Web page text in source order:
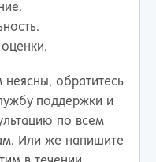
обратитесь
поддержки и
по всем
Или же напишите